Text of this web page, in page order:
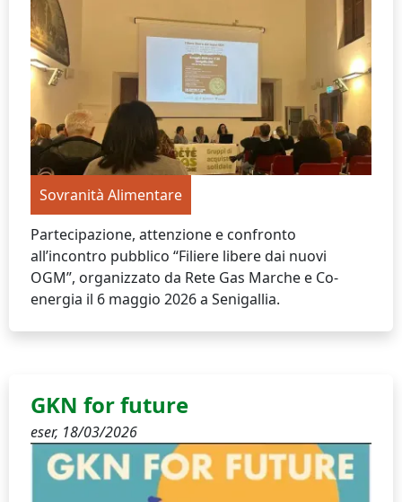
Sovranità Alimentare
Partecipazione, attenzione e confronto
all’incontro pubblico “Filiere libere dai nuovi
OGM”, organizzato da Rete Gas Marche e Co-
energia il 6 maggio 2026 a Senigallia.
GKN for future
eser, 18/03/2026